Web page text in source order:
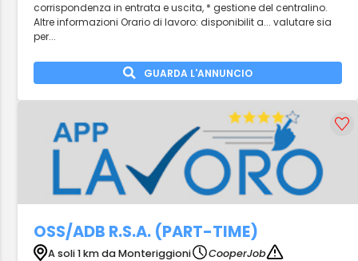
corrispondenza in entrata e uscita, * gestione del centralino.
Altre informazioni Orario di lavoro: disponibilit a... valutare sia
per...
GUARDA L'ANNUNCIO
OSS/ADB R.S.A. (PART-TIME)
A soli 1 km da Monteriggioni
CooperJob